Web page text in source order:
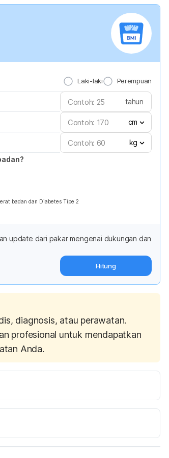
Laki-laki Perempuan
tahun
cm
kg
badan dan Diabetes Tipe 2
update dari pakar mengenai dukungan dan
Hitung
diagnosis, atau perawatan.
profesional untuk mendapatkan
Anda.
featuring-charcoal-as-teeth-